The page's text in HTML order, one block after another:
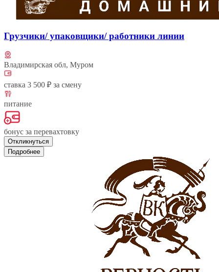
Грузчики/ упаковщики/ работники линии
Владимирская обл, Муром
ставка 3 500 ₽ за смену
питание
бонус за перевахтовку
Откликнуться
Подробнее